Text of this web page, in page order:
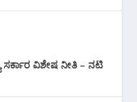
ವಿಶೇಷ ನೀತಿ – ನಟಿ